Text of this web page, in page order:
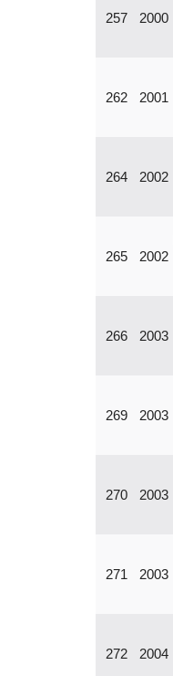
257 2000
262 2001
264 2002
265 2002
266 2003
269 2003
270 2003
271 2003
272 2004